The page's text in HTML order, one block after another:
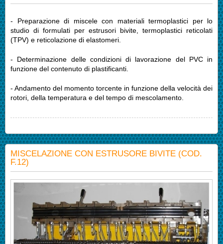
- Preparazione di miscele con materiali termoplastici per lo
studio di formulati per estrusori bivite, termoplastici reticolati
(TPV) e reticolazione di elastomeri.
- Determinazione delle condizioni di lavorazione del PVC in
funzione del contenuto di plastificanti.
- Andamento del momento torcente in funzione della velocità dei
rotori, della temperatura e del tempo di mescolamento.
MISCELAZIONE CON ESTRUSORE BIVITE (COD.
F.12)